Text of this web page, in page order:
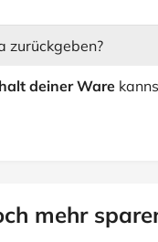
zurückgeben?
deiner Ware
mehr